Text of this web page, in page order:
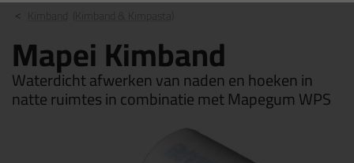
Mapei Kimband
Waterdicht afwerken van naden en hoeken in
natte ruimtes in combinatie met Mapegum WPS